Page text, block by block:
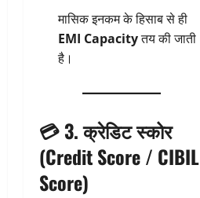
मासिक इनकम के हिसाब से ही
EMI Capacityतय की जाती
है।
💳 3. क्रेडिट स्कोर
(Credit Score / CIBIL
Score)